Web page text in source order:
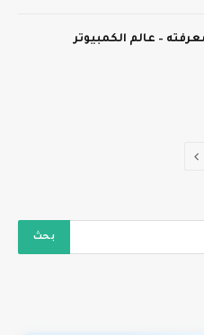
– عالم الكمبيوتر
التالي